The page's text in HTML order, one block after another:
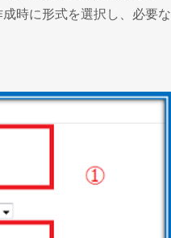
時に形式を選択し、必要な